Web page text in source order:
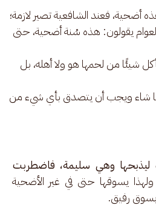
أضحية، فعند الشافعية تصير لازمة؛
العوام يقولون: هذه سُنة أضحية، حتى
شيئًا من لحمها هو ولا أهله، بل
ما شاء ويجب أن يتصدق بأي شيء من
وهي سليمة، فاضطربت
يسوقها حتى في غير الأضحية
رفيق.